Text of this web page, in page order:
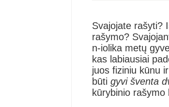
Svajojate rašyti?
rašymo?
n-iolika metų
kas labiausiai
juos fiziniu kūnu
būti gyvi šventa
kūrybinio